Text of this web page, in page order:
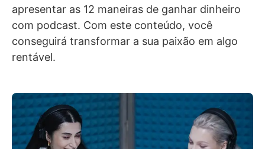
apresentar as 12 maneiras de ganhar dinheiro
com podcast. Com este conteúdo, você
conseguirá transformar a sua paixão em algo
rentável.